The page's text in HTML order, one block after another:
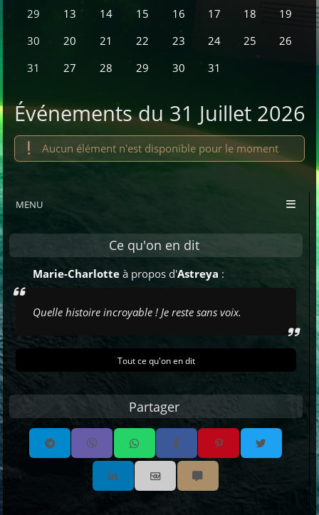
MENU
Ce qu'on en dit
Marie-Charlotte à propos d'Astreya :
Quelle histoire incroyable ! Je reste sans voix.
Tout ce qu'on en dit
Partager
Partager par email
29
13 14 15 16 17 18
19
30
20 21 22 23 24 25
26
31
27 28 29 30 31
Événements du 31 Juillet 2026
Aucun élément n'est disponible pour le moment